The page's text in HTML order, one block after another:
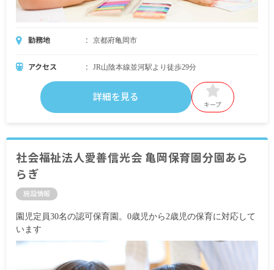
勤務地 京都府亀岡市
アクセス JR山陰本線並河駅より徒歩29分
詳細を見る
キープ
社会福祉法人愛善信光会 亀岡保育園分園あら
らぎ
施設情報
園児定員30名の認可保育園。0歳児から2歳児の保育に対応して
います